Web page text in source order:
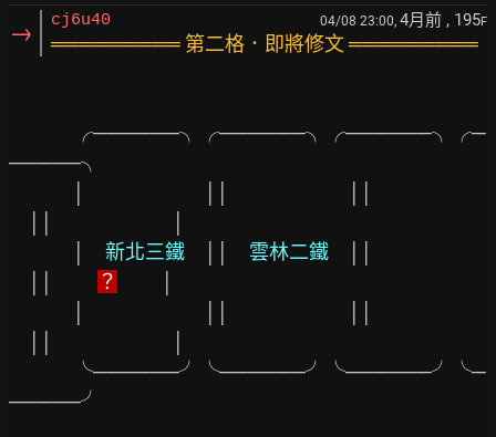
→ cj6u40 04/08 23:00, 4月前 , 195F
═════════ 第二格．即將修文 ═════════
╭──────╮╭──────╮╭──────╮╭─
─────╮
新北三鐵 雲林二鐵
？
╰──────╯╰──────╯╰──────╯╰─
─────╯